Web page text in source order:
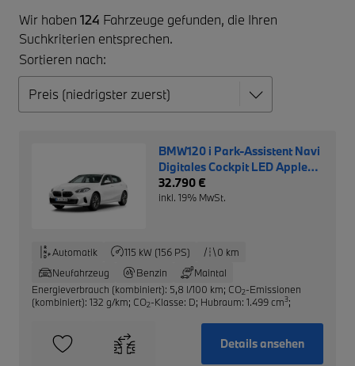
Wir haben 124 Fahrzeuge gefunden, die Ihren
Suchkriterien entsprechen.
Sortieren nach:
BMW120 i Park-Assistent Navi
Digitales Cockpit LED Apple
CarPlay Android Auto
Klimaautom
32.790 €
inkl. 19% MwSt.
Automatik 115 kW (156 PS)
0 km
Neufahrzeug
Benzin
Maintal
Energieverbrauch (kombiniert): 5,8 l/100 km; CO2-Emissionen
(kombiniert): 132 g/km; CO2-Klasse: D; Hubraum: 1.499 cm3;
Details ansehen